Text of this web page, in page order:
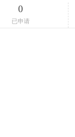
0
已申请